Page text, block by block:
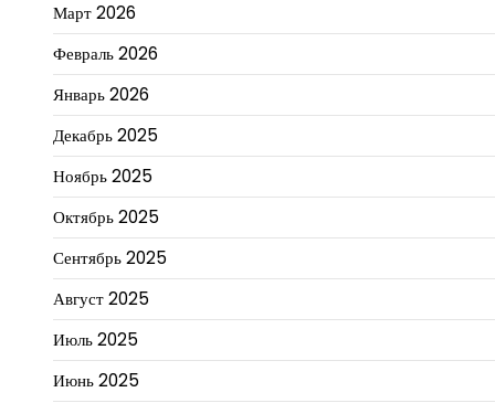
Март 2026
Февраль 2026
Январь 2026
Декабрь 2025
Ноябрь 2025
Октябрь 2025
Сентябрь 2025
Август 2025
Июль 2025
Июнь 2025